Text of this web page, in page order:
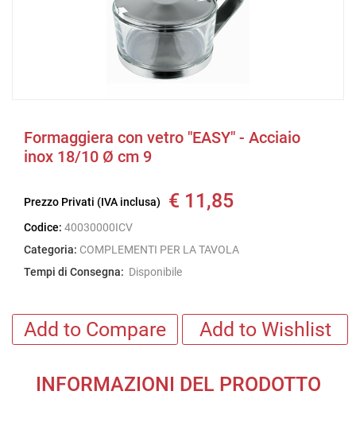
Formaggiera con vetro "EASY" - Acciaio
inox 18/10 Ø cm 9
Prezzo Privati (IVA inclusa) € 11,85
Codice: 40030000ICV
Categoria: COMPLEMENTI PER LA TAVOLA
Tempi di Consegna: Disponibile
Add to Compare Add to Wishlist
INFORMAZIONI DEL PRODOTTO